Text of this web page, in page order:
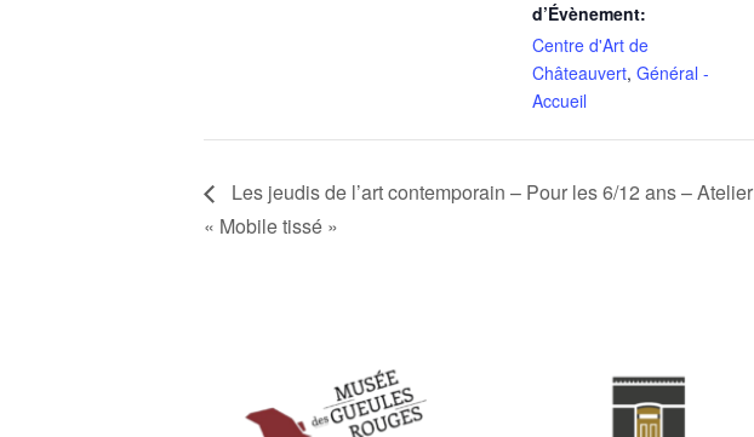
d’Évènement:
Centre d'Art de
Châteauvert, Général -
Accueil
Les jeudis de l’art contemporain – Pour les 6/12 ans – Atelier
« Mobile tissé »